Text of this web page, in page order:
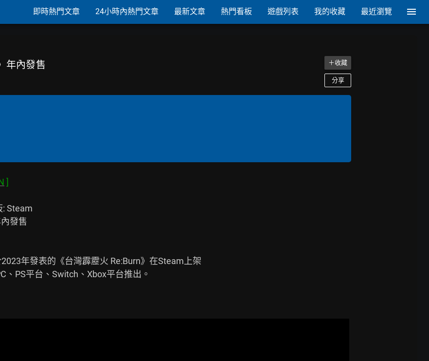
即時熱門文章 24小時內熱門文章 最新文章 熱門看板 遊戲列表 我的收藏 最近瀏覽
年內發售 ＋收藏
分享
: Steam
發售
年發表的《台灣霹靂火 Re:Burn》在Steam上架
、PS平台、Switch、Xbox平台推出。